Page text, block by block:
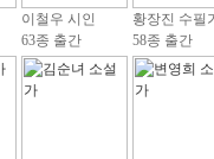
이철우 시인
63종 출간
황장진 수필
58종 출간